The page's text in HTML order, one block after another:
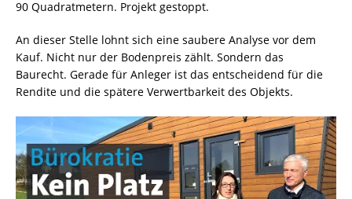
90 Quadratmetern. Projekt gestoppt.
An dieser Stelle lohnt sich eine saubere Analyse vor dem
Kauf. Nicht nur der Bodenpreis zählt. Sondern das
Baurecht. Gerade für Anleger ist das entscheidend für die
Rendite und die spätere Verwertbarkeit des Objekts.